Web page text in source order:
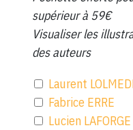
supérieur à 59€
Visualiser les
des auteurs
Laurent
Fabrice ERRE
Lucien LAFORGE